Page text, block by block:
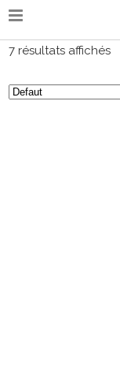
7 résultats affichés